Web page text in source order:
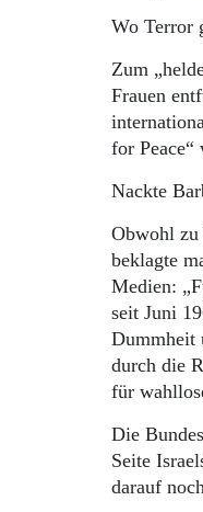
Wo Terror
Zum
Frauen
for Peace“
Nackte
Obwohl zu
beklagte
Medien:
seit Juni
Dummheit
durch die
für
Die
Seite
darauf